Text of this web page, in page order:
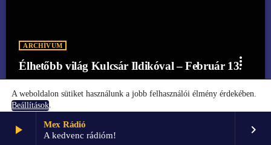
play_arrow
Mex Rádió
A kedvenc rádióm!
keyboard_arrow_right
ARCHÍVUM
Élhetőbb világ Kulcsár Ildikóval – Február 13.
more_vert
FŐOLDAL
A weboldalon sütiket használunk a jobb felhasználói élmény érdekében.
Beállítások.
Elfogadom Beállítások